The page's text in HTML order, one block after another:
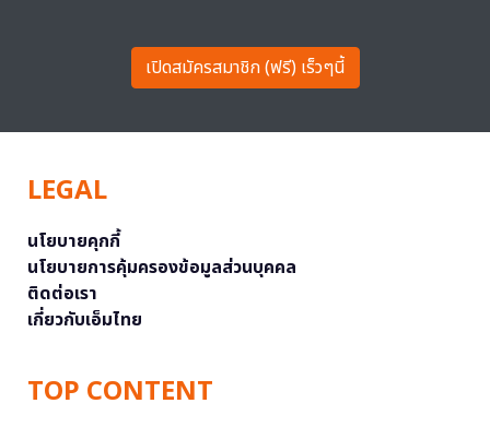
เปิดสมัครสมาชิก (ฟรี) เร็วๆนี้
LEGAL
นโยบายคุกกี้
นโยบายการคุ้มครองข้อมูลส่วนบุคคล
ติดต่อเรา
เกี่ยวกับเอ็มไทย
TOP CONTENT